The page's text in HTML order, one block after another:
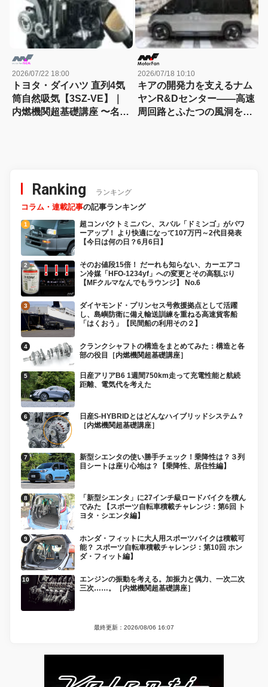
2026/07/22 18:00
トヨタ・ダイハツ 直列4気
筒自然吸気【3SZ-VE】｜
内燃機関超基礎講座 〜名作
2026/07/18 10:10
キアの開発力を支えるナム
ヤンR&Dセンター――高速
周回路とふたつの風洞を訪
Ranking ランキング
コラム・連載記事の記事ランキング
超コンパクトミニバン、スバル「ドミンゴ」がパワ
ーアップ！ より快適になって107万円～2代目発表
【今日は何の日？6月6日】
そのお値段15倍！ だーれも知らない、カーエアコ
ン冷媒「HFO-1234yf」への変更とその高額ぶり
【MFクルマなんでもラウンジ】 No.6
ダイヤモンド・プリンセス号救援拠点として活躍
し、島嶼防衛に備え輸送訓練を重ねる高速貨客船
「はくおう」【民間船の利用その２】
クランクシャフトの構造をまとめてみた：構造と各
部の役目［内燃機関超基礎講座］
日産アリアB6 1週間750km走って充電性能と航続
距離、電気代を考えた
日産S-HYBRIDとはどんなハイブリッドシステム？
［内燃機関超基礎講座］
新型シエンタの使い勝手チェック！乗降性は？３列
目シートは座り心地は？【乗降性、居住性編】
「新型シエンタ」に27インチ級ロードバイクを積ん
でみた 【スポーツ自転車積載チャレンジ：第6回 ト
ヨタ・シエンタ編】
ホンダ・フィットに大人用スポーツバイクは積載可
能？ スポーツ自転車積載チャレンジ：第10回 ホン
ダ・フィット編】
エンジンの振動を考える。加振力と偶力、一次二次
三次……。［内燃機関超基礎講座］
最終更新：2026/08/06 16:07